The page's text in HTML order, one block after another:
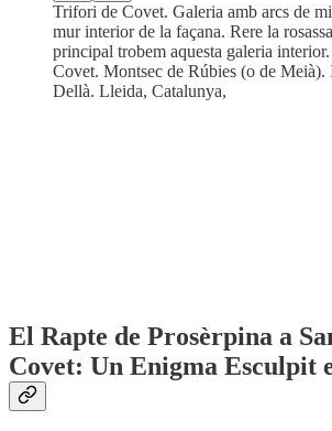
Trifori de Covet. Galeria amb arcs de
mur interior de la façana. Rere la
principal trobem aquesta galeria
Covet. Montsec de Rúbies (o de Meià).
Dellà. Lleida, Catalunya,
El Rapte de Prosèrpina a
Covet: Un Enigma Esculpit